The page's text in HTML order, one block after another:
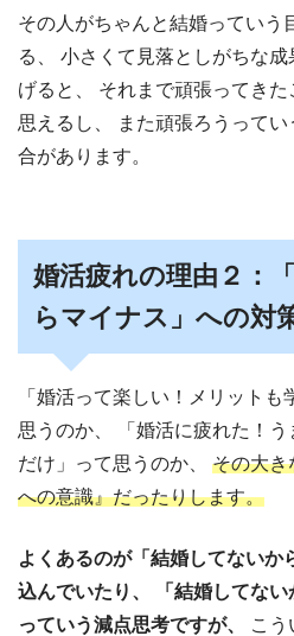
その人がちゃんと結婚っていう
る、
小さくて見落としがちな
げると、
それまで頑張ってき
思えるし、
また頑張ろうって
合があります。
婚活疲れの理由２：
らマイナス」への対
「婚活って楽しい！メリット
思うのか、
「婚活に疲れた！
だけ」って思うのか、
その大き
への意識』だったりします。
よくあるのが「結婚してないか
込んでいたり、
「結婚してな
っていう減点思考ですが、
こう